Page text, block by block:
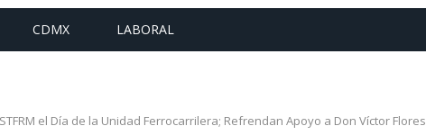
CDMX LABORAL
el Día de la Unidad Ferrocarrilera; Refrendan Apoyo a Don Víctor Flores